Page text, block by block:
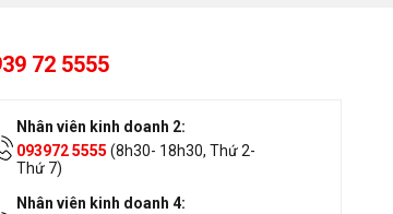
72 5555
Nhân viên kinh doanh 2:
093972 5555 (8h30- 18h30, Thứ 2-
Thứ 7)
Nhân viên kinh doanh 4: